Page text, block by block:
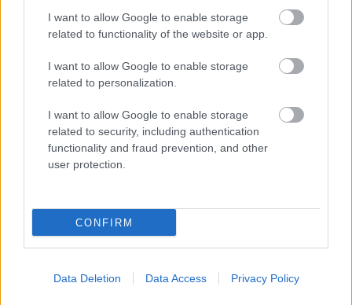
I want to allow Google to enable storage
related to functionality of the website or app.
I want to allow Google to enable storage
related to personalization.
I want to allow Google to enable storage
related to security, including authentication
functionality and fraud prevention, and other
user protection.
CONFIRM
Data Deletion Data Access Privacy Policy
Usain Bolt Norvégia U19-es válogatottja ellen
mutatkozott be – videó
2018.06.06.